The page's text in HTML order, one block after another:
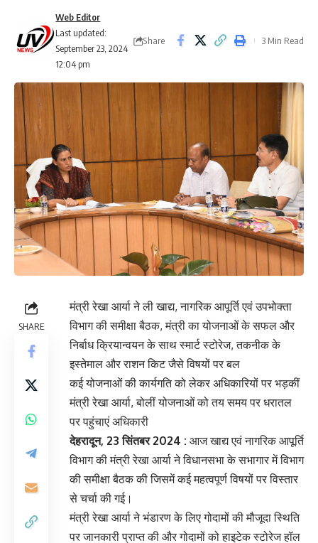
Last updated:
September 23, 2024
12:04 pm
Web Editor
Share 3 Min Read
SHARE
मंत्री रेखा आर्या ने ली खाद्य, नागरिक आपूर्ति एवं उपभोक्ता
विभाग की समीक्षा बैठक, मंत्री का योजनाओं के सफल और
निर्बाध क्रियान्वयन के साथ स्मार्ट स्टोरेज, तकनीक के
इस्तेमाल और राशन किट जैसे विषयों पर बल
कई योजनाओं की कार्यगति को लेकर अधिकारियों पर भड़कीं
मंत्री रेखा आर्या, बोलीं योजनाओं को तय समय पर धरातल
पर पहुंचाएं अधिकारी
देहरादून, 23 सिंतबर 2024 : आज खाद्य एवं नागरिक आपूर्ति
विभाग की मंत्री रेखा आर्या ने विधानसभा के सभागार में विभाग
की समीक्षा बैठक की जिसमें कई महत्वपूर्ण विषयों पर विस्तार
से चर्चा की गई।
मंत्री रेखा आर्या ने भंडारण के लिए गोदामों की मौजूदा स्थिति
पर जानकारी प्राप्त की और गोदामों को हाइटेक स्टोरेज हॉल